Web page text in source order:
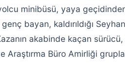
minibüsü, yaya
bayan, kaldırıldığı
akabinde kaçan
Büro Amirliği